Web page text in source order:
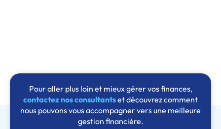
Pour aller plus loin et mieux gérer vos finances,
contactez nos consultantset découvrez comment
nous pouvons vous accompagner vers une meilleure
gestion financière.